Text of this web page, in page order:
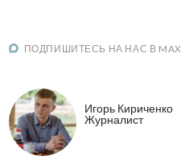
ПОДПИШИТЕСЬ НА НАС В MAX
Игорь Кириченко
Журналист